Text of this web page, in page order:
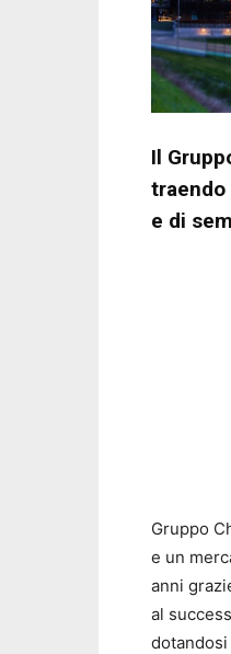
Il
e di
Gruppo
e un
anni
al